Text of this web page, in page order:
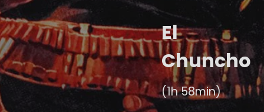
El
Chuncho
(1h 58min)